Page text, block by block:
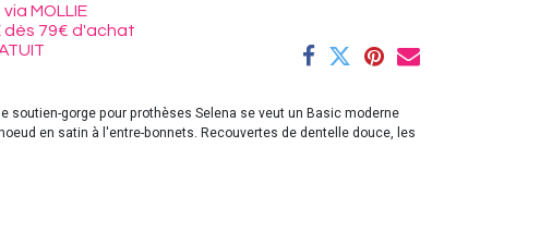
MOLLIE
dès 79€ d'achat
gorge pour prothèses Selena se veut un Basic moderne
en satin à l'entre-bonnets. Recouvertes de dentelle douce, les